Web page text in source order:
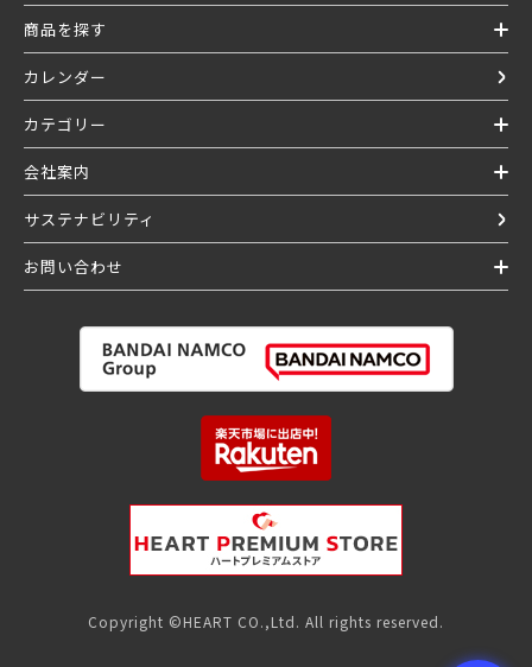
商品を探す
カレンダー
カテゴリー
会社案内
サステナビリティ
お問い合わせ
Copyright ©HEART CO.,Ltd. All rights reserved.